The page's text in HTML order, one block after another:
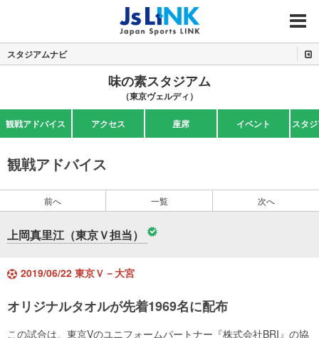
MENU
スタジアムナビ
味の素スタジアム
（東京ヴェルディ）
観戦アドバイス アクセス 座席 イベント スタ
観戦アドバイス
前へ 一覧 次へ
上岡真里江（東京Ｖ担当）
2019/06/22 東京Ｖ－大宮
オリジナルタオルが先着1969名に配布
この試合は、東京Vのユニフォームパートナー『株式会社BRI』の協